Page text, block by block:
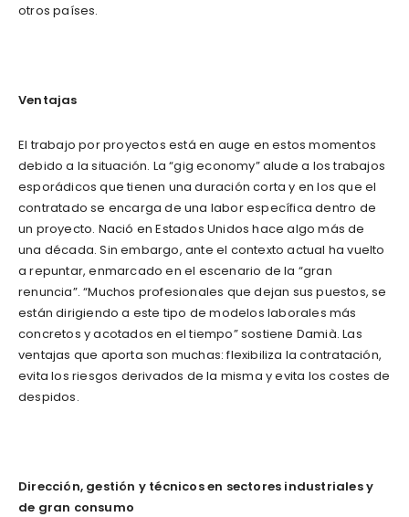
otros países.
Ventajas
El trabajo por proyectos está en auge en estos momentos
debido a la situación. La “gig economy” alude a los trabajos
esporádicos que tienen una duración corta y en los que el
contratado se encarga de una labor específica dentro de
un proyecto. Nació en Estados Unidos hace algo más de
una década. Sin embargo, ante el contexto actual ha vuelto
a repuntar, enmarcado en el escenario de la “gran
renuncia”. “Muchos profesionales que dejan sus puestos, se
están dirigiendo a este tipo de modelos laborales más
concretos y acotados en el tiempo” sostiene Damià. Las
ventajas que aporta son muchas: flexibiliza la contratación,
evita los riesgos derivados de la misma y evita los costes de
despidos.
Dirección, gestión y técnicos en sectores industriales y
de gran consumo